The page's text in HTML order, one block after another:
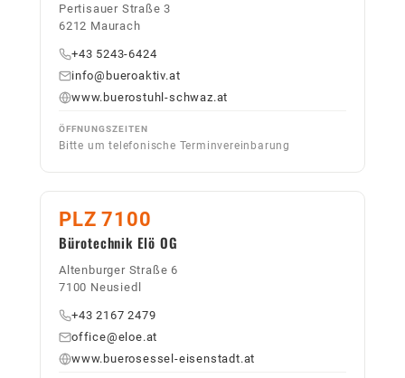
Pertisauer Straße 3
6212 Maurach
+43 5243-6424
info@bueroaktiv.at
www.buerostuhl-schwaz.at
ÖFFNUNGSZEITEN
Bitte um telefonische Terminvereinbarung
PLZ 7100
Bürotechnik Elö OG
Altenburger Straße 6
7100 Neusiedl
+43 2167 2479
office@eloe.at
www.buerosessel-eisenstadt.at